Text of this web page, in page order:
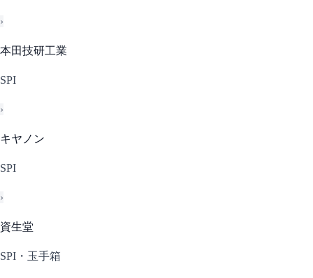
›
本田技研工業
SPI
›
キヤノン
SPI
›
資生堂
SPI・玉手箱